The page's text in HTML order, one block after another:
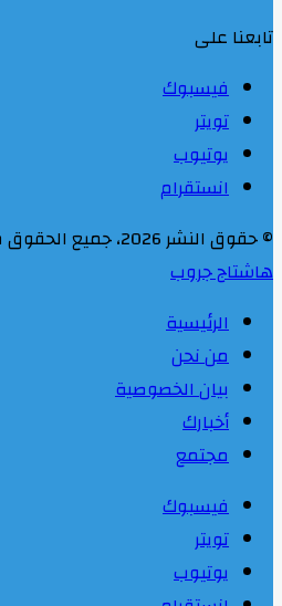
تابعنا على
فيسبوك
تويتر
يوتيوب
انستقرام
© حقوق النشر 2026، جميع الحقوق محفوظة |
هاشتاج جروب
الرئيسية
من نحن
بيان الخصوصية
أخبارك
مجتمع
فيسبوك
تويتر
يوتيوب